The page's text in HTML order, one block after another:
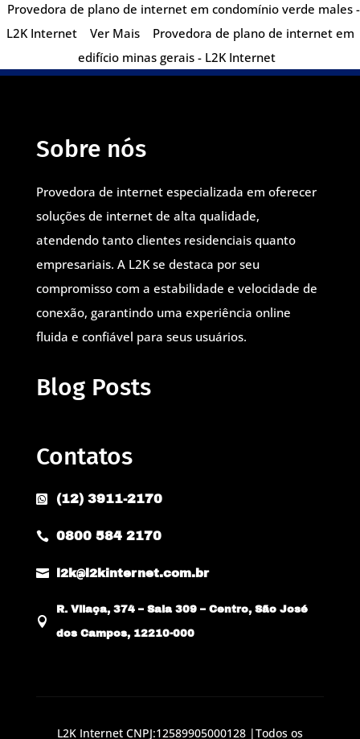
Provedora de plano de internet em condomínio verde males -
L2K Internet
Ver Mais
Provedora de plano de internet em
edifício minas gerais - L2K Internet
Sobre nós
Provedora de internet especializada em oferecer
soluções de internet de alta qualidade,
atendendo tanto clientes residenciais quanto
empresariais. A L2K se destaca por seu
compromisso com a estabilidade e velocidade de
conexão, garantindo uma experiência online
fluida e confiável para seus usuários.
Blog Posts
Contatos
 (12) 3911-2170
 0800 584 2170
 l2k@l2kinternet.com.br

R. Vilaça, 374 – Sala 309 – Centro, São José
dos Campos, 12210-000
L2K Internet CNPJ:12589905000128 |Todos os